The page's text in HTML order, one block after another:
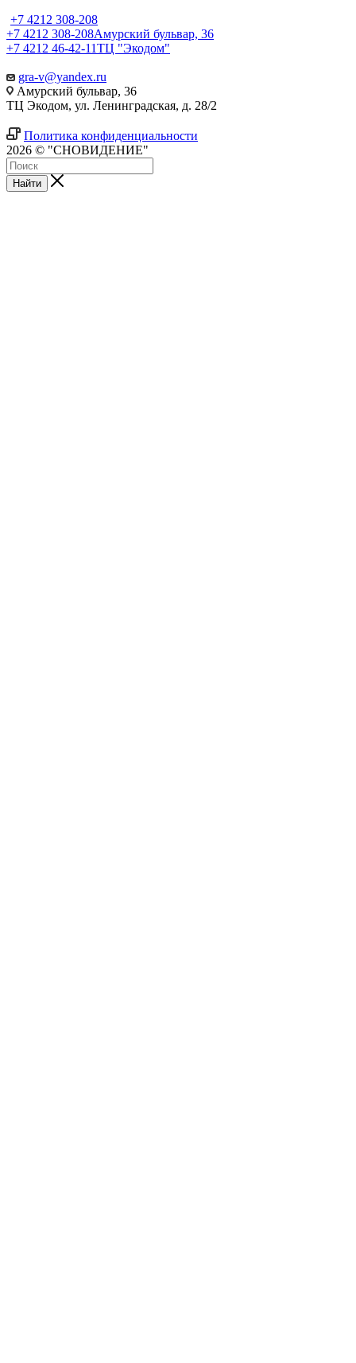
+7 4212 308-208
+7 4212 308-208Амурский бульвар, 36
+7 4212 46-42-11ТЦ "Экодом"
gra-v@yandex.ru
Амурский бульвар, 36
ТЦ Экодом, ул. Ленинградская, д. 28/2
Политика конфиденциальности
2026 © "СНОВИДЕНИЕ"
Найти